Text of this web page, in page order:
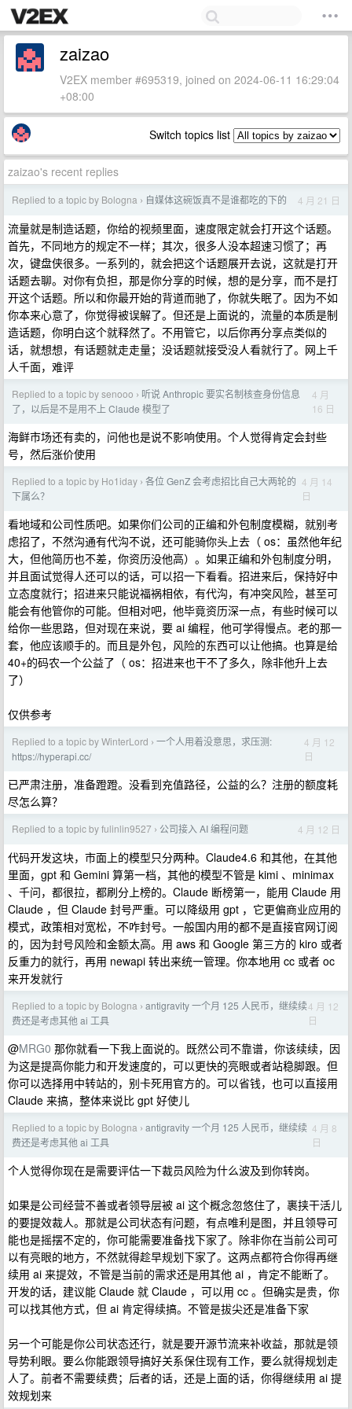
zaizao
V2EX member #695319, joined on 2024-06-11 16:29:04
+08:00
Switch topics list
zaizao's recent replies
Replied to a topic by Bologna › 自媒体这碗饭真不是谁都吃的下的 4 月 21 日
流量就是制造话题，你给的视频里面，速度限定就会打开这个话题。
首先，不同地方的规定不一样；其次，很多人没本超速习惯了；再
次，键盘侠很多。一系列的，就会把这个话题展开去说，这就是打开
话题去聊。对你有负担，那是你分享的时候，想的是分享，而不是打
开这个话题。所以和你最开始的背道而驰了，你就失眠了。因为不如
你本来心意了，你觉得被误解了。但还是上面说的，流量的本质是制
造话题，你明白这个就释然了。不用管它，以后你再分享点类似的
话，就想想，有话题就走走量；没话题就接受没人看就行了。网上千
人千面，难评
Replied to a topic by senooo › 听说 Anthropic 要实名制核查身份信息
了，以后是不是用不上 Claude 模型了
4 月
16 日
海鲜市场还有卖的，问他也是说不影响使用。个人觉得肯定会封些
号，然后涨价使用
Replied to a topic by Ho1iday › 各位 GenZ 会考虑招比自己大两轮的
下属么？
4 月 14
日
看地域和公司性质吧。如果你们公司的正编和外包制度模糊，就别考
虑招了，不然沟通有代沟不说，还可能骑你头上去（ os：虽然他年纪
大，但他简历也不差，你资历没他高）。如果正编和外包制度分明，
并且面试觉得人还可以的话，可以招一下看看。招进来后，保持好中
立态度就行；招进来只能说福祸相依，有代沟，有冲突风险，甚至可
能会有他管你的可能。但相对吧，他毕竟资历深一点，有些时候可以
给你一些思路，但对现在来说，要 ai 编程，他可学得慢点。老的那一
套，他应该顺手的。而且是外包，风险的东西可以让他搞。也算是给
40+的码农一个公益了（ os：招进来也干不了多久，除非他升上去
了）
仅供参考
Replied to a topic by WinterLord › 一个人用着没意思，求压测:
https://hyperapi.cc/
4 月 12
日
已严肃注册，准备蹬蹬。没看到充值路径，公益的么？注册的额度耗
尽怎么算？
Replied to a topic by fulinlin9527 › 公司接入 AI 编程问题 4 月 12 日
代码开发这块，市面上的模型只分两种。Claude4.6 和其他，在其他
里面，gpt 和 Gemini 算第一档，其他的模型不管是 kimi 、minimax
、千问，都很拉，都刷分上榜的。Claude 断榜第一，能用 Claude 用
Claude ，但 Claude 封号严重。可以降级用 gpt ，它更偏商业应用的
模式，政策相对宽松，不咋封号。一般国内用的都不是直接官网订阅
的，因为封号风险和金额太高。用 aws 和 Google 第三方的 kiro 或者
反重力的就行，再用 newapi 转出来统一管理。你本地用 cc 或者 oc
来开发就行
Replied to a topic by Bologna › antigravity 一个月 125 人民币，继续续
费还是考虑其他 ai 工具
4 月 12
日
@MRG0 那你就看一下我上面说的。既然公司不靠谱，你该续续，因
为这是提高你能力和开发速度的，可以更快的亮眼或者站稳脚跟。但
你可以选择用中转站的，别卡死用官方的。可以省钱，也可以直接用
Claude 来搞，整体来说比 gpt 好使儿
Replied to a topic by Bologna › antigravity 一个月 125 人民币，继续续
费还是考虑其他 ai 工具
4 月 8
日
个人觉得你现在是需要评估一下裁员风险为什么波及到你转岗。
如果是公司经营不善或者领导层被 ai 这个概念忽悠住了，裹挟干活儿
的要提效裁人。那就是公司状态有问题，有点唯利是图，并且领导可
能也是摇摆不定的，你可能需要准备找下家了。除非你在当前公司可
以有亮眼的地方，不然就得趁早规划下家了。这两点都符合你得再继
续用 ai 来提效，不管是当前的需求还是用其他 ai ，肯定不能断了。
开发的话，建议能 Claude 就 Claude ，可以用 cc 。但确实是贵，你
可以找其他方式，但 ai 肯定得续搞。不管是拔尖还是准备下家
另一个可能是你公司状态还行，就是要开源节流来补收益，那就是领
导势利眼。要么你能跟领导搞好关系保住现有工作，要么就得规划走
人了。前者不需要续费；后者的话，还是上面的话，你得继续用 ai 提
效规划来